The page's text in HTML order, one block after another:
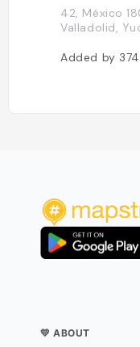
42, México
Valladolid,
Added by
💛 ABOUT